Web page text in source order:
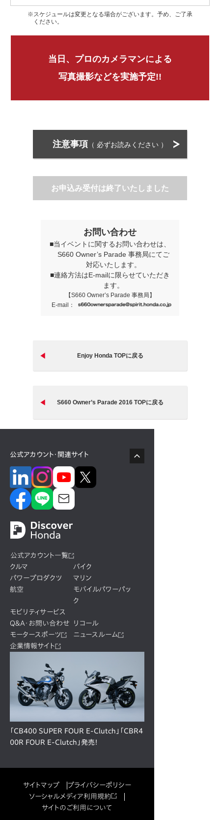
※スケジュールは変更となる場合がございます。 予め、ご了承
ください。
当日、プロのカメラマンによる
写真撮影などを実施予定!!
注意事項 （ 必ずお読みください ）
お申込み受付は終了いたしました
お問い合わせ
■当イベントに関するお問い合わせは、
S660 Owner’s Parade 事務局にてご
対応いたします。
■連絡方法はE-mailに限らせていただき
ます。
【S660 Owner’s Parade 事務局】
E-mail：
Enjoy Honda TOPに戻る
S660 Owner’s Parade 2016 TOPに戻る
公式アカウント・関連サイト
公式アカウント一覧
クルマ
バイク
パワープロダクツ
マリン
航空
モバイルパワーパッ
ク
モビリティサービス
Q&A・お問い合わせ
リコール
モータースポーツ
ニュースルーム
企業情報サイト
「CB400 SUPER FOUR E-Clutch」「CBR4
00R FOUR E-Clutch」発売！
サイトマップ
プライバシーポリシー
ソーシャルメディア利用規約
サイトのご利用について